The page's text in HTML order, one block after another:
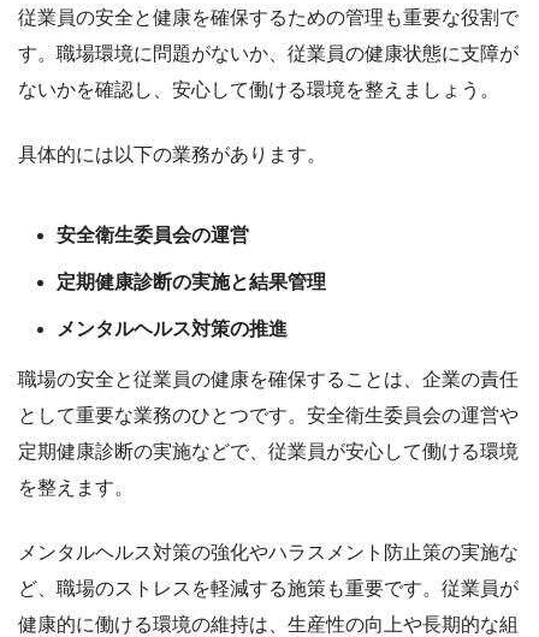
従業員の安全と健康を確保するための管理も重要な役割で
す。職場環境に問題がないか、従業員の健康状態に支障が
ないかを確認し、安心して働ける環境を整えましょう。
具体的には以下の業務があります。
安全衛生委員会の運営
定期健康診断の実施と結果管理
メンタルヘルス対策の推進
職場の安全と従業員の健康を確保することは、企業の責任
として重要な業務のひとつです。安全衛生委員会の運営や
定期健康診断の実施などで、従業員が安心して働ける環境
を整えます。
メンタルヘルス対策の強化やハラスメント防止策の実施な
ど、職場のストレスを軽減する施策も重要です。従業員が
健康的に働ける環境の維持は、生産性の向上や長期的な組